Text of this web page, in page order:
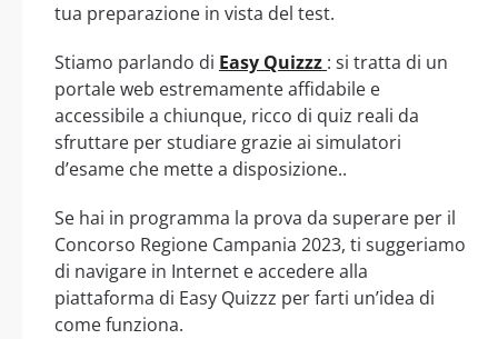
tua preparazione in vista del test.
Stiamo parlando di Easy Quizzz : si tratta di un
portale web estremamente affidabile e
accessibile a chiunque, ricco di quiz reali da
sfruttare per studiare grazie ai simulatori
d’esame che mette a disposizione..
Se hai in programma la prova da superare per il
Concorso Regione Campania 2023, ti suggeriamo
di navigare in Internet e accedere alla
piattaforma di Easy Quizzz per farti un’idea di
come funziona.